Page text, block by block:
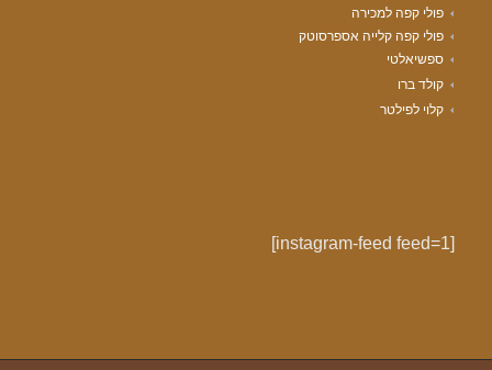
פולי קפה למכירה
פולי קפה קלייה אספרסוטק
ספשיאלטי
קולד ברו
קלוי לפילטר
[instagram-feed feed=1]